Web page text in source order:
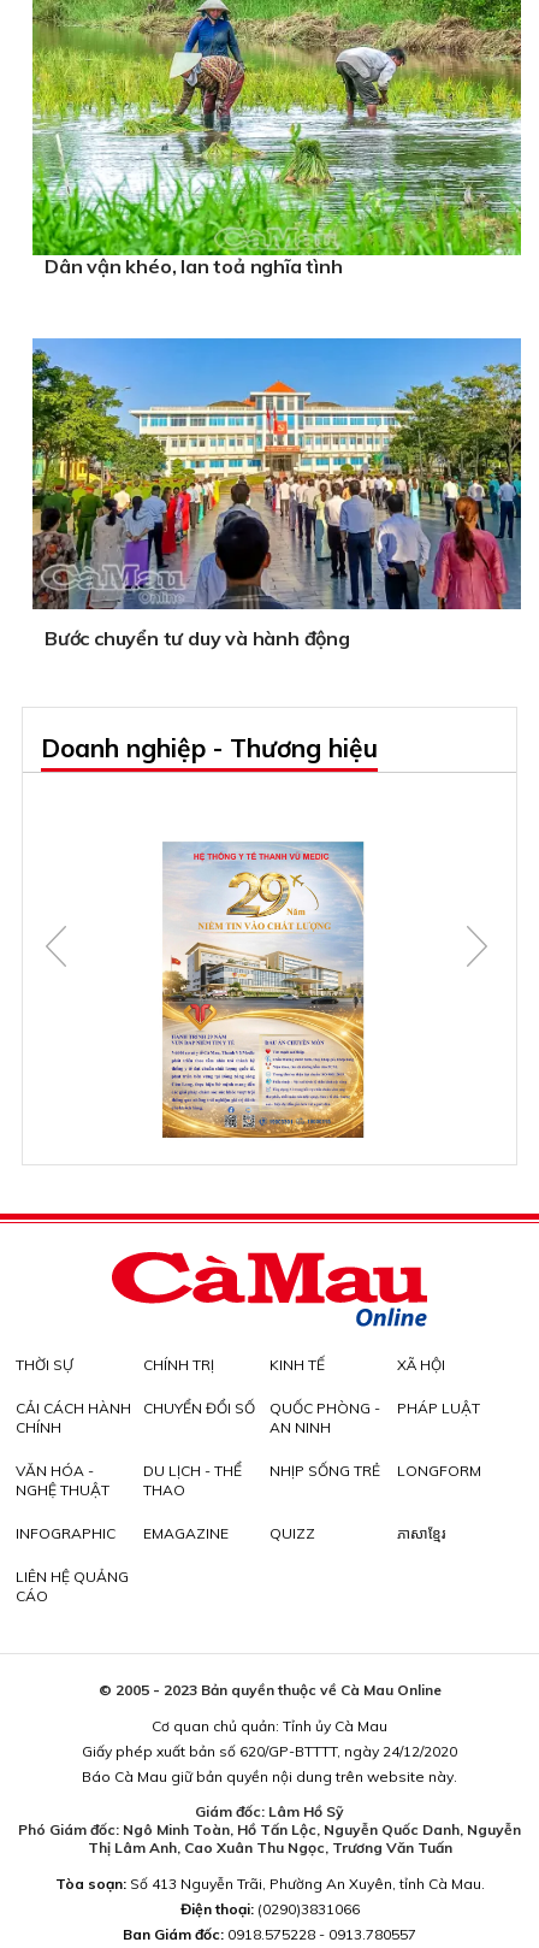
Dân vận khéo, lan toả nghĩa tình
Bước chuyển tư duy và hành động
Doanh nghiệp - Thương hiệu
THỜI SỰ CHÍNH TRỊ KINH TẾ XÃ HỘI
CẢI CÁCH HÀNH
CHÍNH
CHUYỂN ĐỔI SỐ
QUỐC PHÒNG -
AN NINH
PHÁP LUẬT
VĂN HÓA -
NGHỆ THUẬT
DU LỊCH - THỂ
THAO
NHỊP SỐNG TRẺ LONGFORM
INFOGRAPHIC EMAGAZINE QUIZZ ភាសាខ្មែរ
LIÊN HỆ QUẢNG
CÁO
© 2005 - 2023 Bản quyền thuộc về Cà Mau Online
Cơ quan chủ quản: Tỉnh ủy Cà Mau
Giấy phép xuất bản số 620/GP-BTTTT, ngày 24/12/2020
Báo Cà Mau giữ bản quyền nội dung trên website này.
Giám đốc: Lâm Hồ Sỹ
Phó Giám đốc: Ngô Minh Toàn, Hồ Tấn Lộc, Nguyễn Quốc Danh, Nguyễn
Thị Lâm Anh, Cao Xuân Thu Ngọc, Trương Văn Tuấn
Tòa soạn:Số 413 Nguyễn Trãi, Phường An Xuyên, tỉnh Cà Mau.
Điện thoại: (0290)3831066
Ban Giám đốc: 0918.575228 - 0913.780557